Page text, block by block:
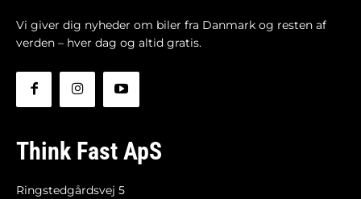
Vi giver dig nyheder om biler fra Danmark og resten af
verden – hver dag og altid gratis.
Think Fast ApS
Ringstedgårdsvej 5